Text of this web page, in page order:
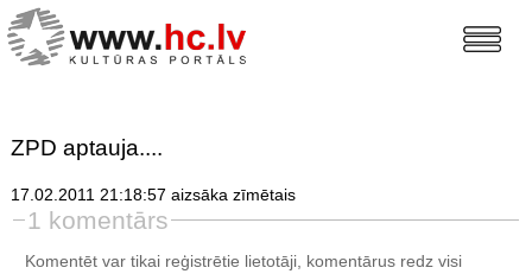
ZPD aptauja....
17.02.2011 21:18:57 aizsāka zīmētais
1 komentārs
Komentēt var tikai reģistrētie lietotāji, komentārus redz visi